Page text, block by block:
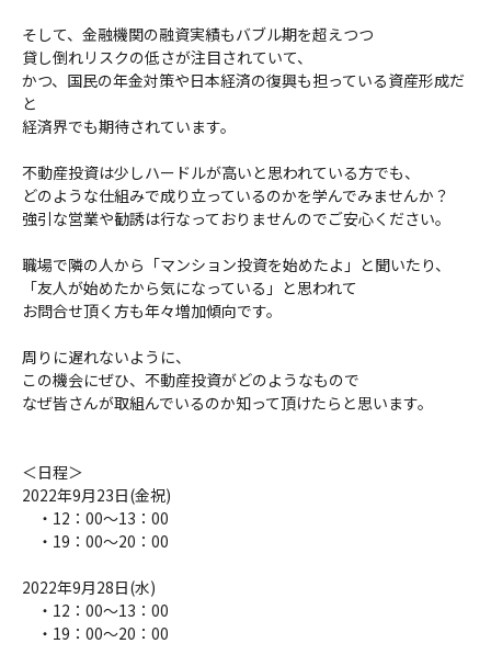
そして、金融機関の融資実績もバブル期を超えつつ
貸し倒れリスクの低さが注目されていて、
かつ、国民の年金対策や日本経済の復興も担っている資産形成だ
と
経済界でも期待されています。
不動産投資は少しハードルが高いと思われている方でも、
どのような仕組みで成り立っているのかを学んでみませんか？
強引な営業や勧誘は行なっておりませんのでご安心ください。
職場で隣の人から「マンション投資を始めたよ」と聞いたり、
「友人が始めたから気になっている」と思われて
お問合せ頂く方も年々増加傾向です。
周りに遅れないように、
この機会にぜひ、不動産投資がどのようなもので
なぜ皆さんが取組んでいるのか知って頂けたらと思います。
＜日程＞
2022年9月23日(金祝)
・12：00～13：00
・19：00～20：00
2022年9月28日(水)
・12：00～13：00
・19：00～20：00